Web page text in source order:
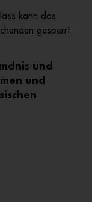
kann das
gesperrt
und
und